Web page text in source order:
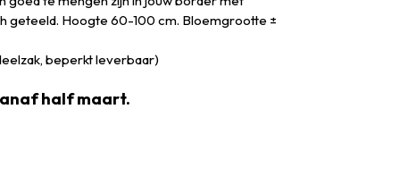
geteeld. Hoogte 60-100 cm. Bloemgrootte ±
beperkt leverbaar)
half maart.